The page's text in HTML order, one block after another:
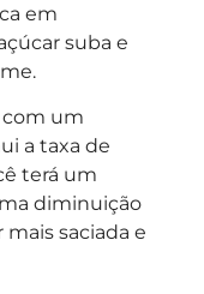
em
suba e
um
a taxa de
terá um
diminuição
mais saciada e